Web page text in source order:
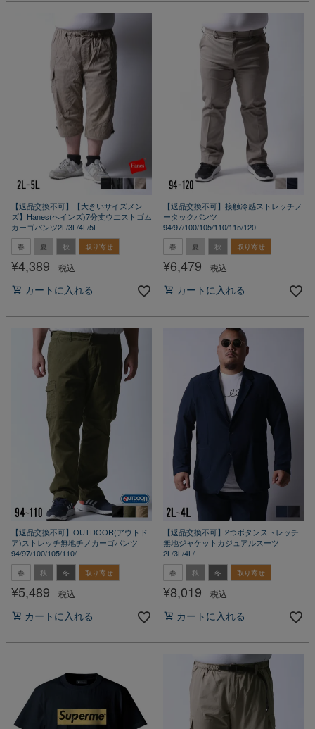
【返品交換不可】【大きいサイズメン
ズ】Hanes(ヘインズ)7分丈ウエストゴム
カーゴパンツ2L/3L/4L/5L
春 夏 秋 取り寄せ
¥4,389 税込
カートに入れる
【返品交換不可】接触冷感ストレッチノ
ータックパンツ
94/97/100/105/110/115/120
春 夏 秋 取り寄せ
¥6,479 税込
カートに入れる
【返品交換不可】OUTDOOR(アウトド
ア)ストレッチ無地チノカーゴパンツ
94/97/100/105/110/
春 秋 冬 取り寄せ
¥5,489 税込
カートに入れる
【返品交換不可】2つボタンストレッチ
無地ジャケットカジュアルスーツ
2L/3L/4L/
春 秋 冬 取り寄せ
¥8,019 税込
カートに入れる